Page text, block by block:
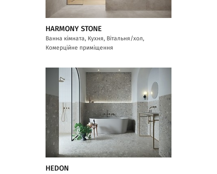
HARMONY STONE
Ванна кімната, Кухня, Вітальня/хол,
Комерційне приміщення
HEDON